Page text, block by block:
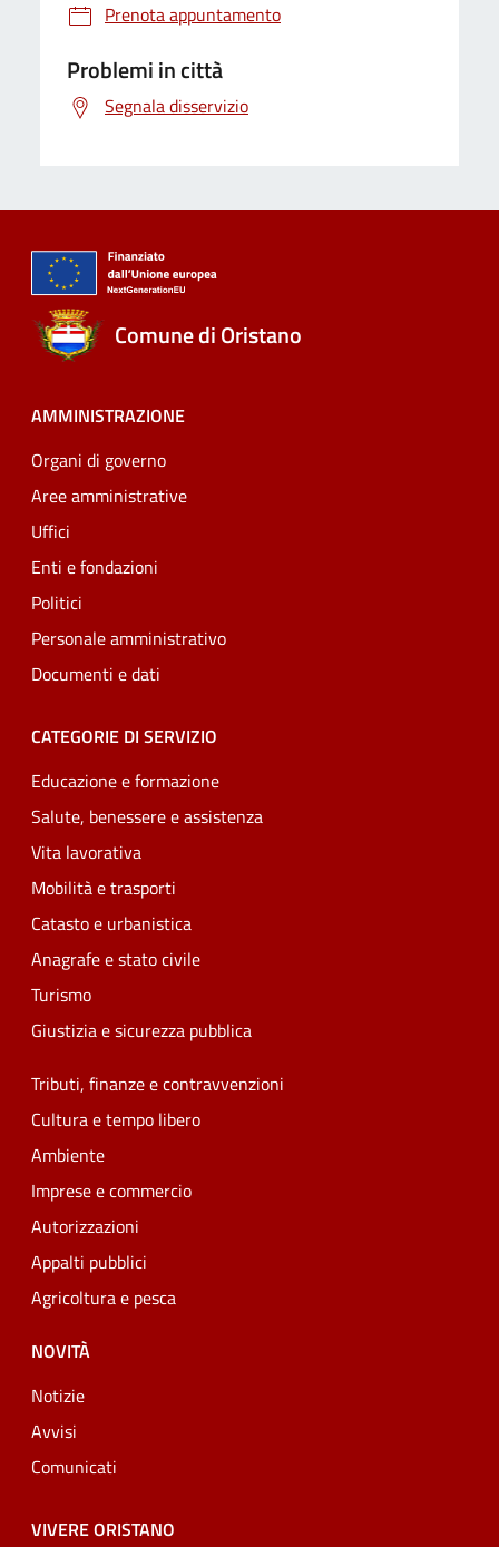
Prenota appuntamento
Problemi in città
Segnala disservizio
Comune di Oristano
AMMINISTRAZIONE
Organi di governo
Aree amministrative
Uffici
Enti e fondazioni
Politici
Personale amministrativo
Documenti e dati
CATEGORIE DI SERVIZIO
Educazione e formazione
Salute, benessere e assistenza
Vita lavorativa
Mobilità e trasporti
Catasto e urbanistica
Anagrafe e stato civile
Turismo
Giustizia e sicurezza pubblica
Tributi, finanze e contravvenzioni
Cultura e tempo libero
Ambiente
Imprese e commercio
Autorizzazioni
Appalti pubblici
Agricoltura e pesca
NOVITÀ
Notizie
Avvisi
Comunicati
VIVERE ORISTANO